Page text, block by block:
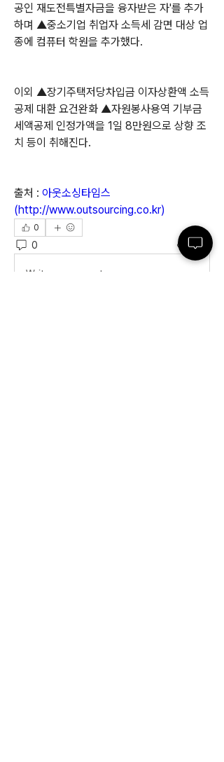
공인 재도전특별자금을 융자받은 자'를 추가
하며 ▲중소기업 취업자 소득세 감면 대상 업
종에 컴퓨터 학원을 추가했다.
이외 ▲장기주택저당차입금 이자상환액 소득
공제 대환 요건완화 ▲자원봉사용역 기부금
세액공제 인정가액을 1일 8만원으로 상향 조
치 등이 취해진다.
출처 : 아웃소싱타임스
(http://www.outsourcing.co.kr)
0
0 426
Write a comment...